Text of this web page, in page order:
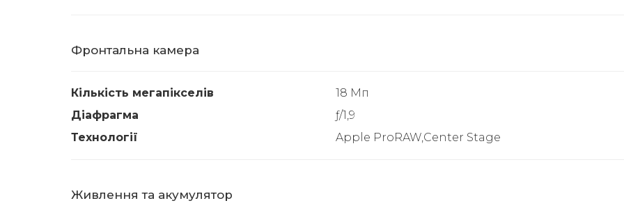
Фронтальна камера
Кількість мегапікселів
18 Мп
Діафрагма
ƒ/1,9
Технології
Apple ProRAW,Center Stage
Живлення та акумулятор